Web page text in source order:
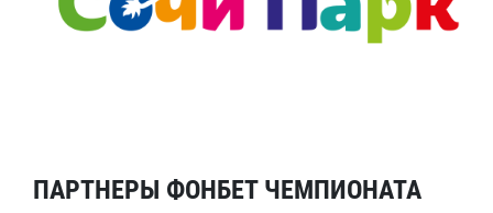
ПАРТНЕРЫ ФОНБЕТ ЧЕМПИОНАТА